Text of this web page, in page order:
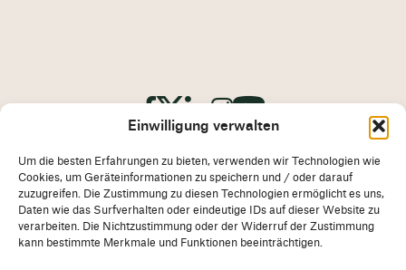
Einwilligung verwalten
Um die besten Erfahrungen zu bieten, verwenden wir Technologien wie
Cookies, um Geräteinformationen zu speichern und / oder darauf
zuzugreifen. Die Zustimmung zu diesen Technologien ermöglicht es uns,
Daten wie das Surfverhalten oder eindeutige IDs auf dieser Website zu
verarbeiten. Die Nichtzustimmung oder der Widerruf der Zustimmung
kann bestimmte Merkmale und Funktionen beeinträchtigen.
Impressum
Impressum